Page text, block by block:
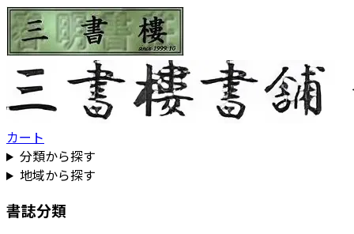
カート
分類から探す
地域から探す
書誌分類